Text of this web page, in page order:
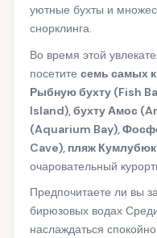
уютные бухты и
снорклинга.
Во время этой
посетите семь самых
Рыбную бухту (Fish
Island), бухту Амос
(Aquarium Bay),
Cave), пляж
очаровательный
Предпочитаете ли вы
бирюзовых водах
наслаждаться